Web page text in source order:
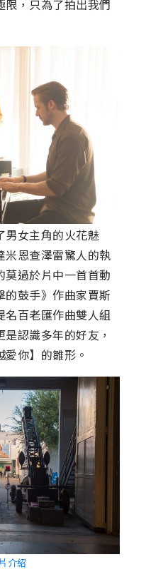
限，只為了拍出我們
女主角的火花魅
米恩查澤雷驚人的執
過於片中一首首動
的鼓手》作曲家賈斯
名百老匯作曲雙人組
認識多年的好友，
你】的雛形。
介紹